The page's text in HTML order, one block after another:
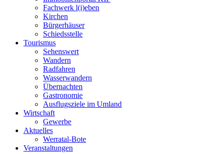
Fachwerk l(i)eben
Kirchen
Bürgerhäuser
Schiedsstelle
Tourismus
Sehenswert
Wandern
Radfahren
Wasserwandern
Übernachten
Gastronomie
Ausflugsziele im Umland
Wirtschaft
Gewerbe
Aktuelles
Werratal-Bote
Veranstaltungen